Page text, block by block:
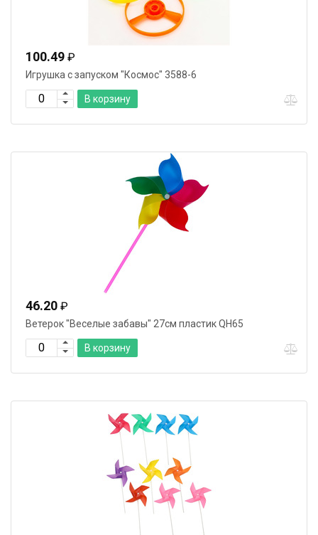
100.49 ₽
Игрушка с запуском "Космос" 3588-6
В корзину
46.20 ₽
Ветерок "Веселые забавы" 27см пластик QH65
В корзину